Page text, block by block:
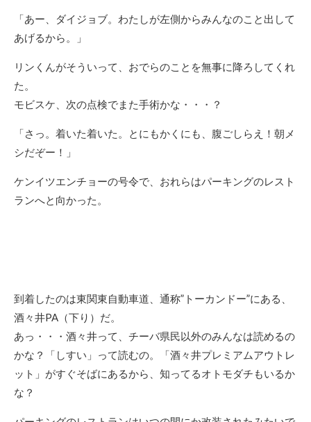
「あー、ダイジョブ。わたしが左側からみんなのこと出して
あげるから。」
リンくんがそういって、おでらのことを無事に降ろしてくれ
た。
モビスケ、次の点検でまた手術かな・・・？
「さっ。着いた着いた。とにもかくにも、腹ごしらえ！朝メ
シだぞー！」
ケンイツエンチョーの号令で、おれらはパーキングのレスト
ランへと向かった。
到着したのは東関東自動車道、通称”トーカンドー”にある、
酒々井PA（下り）だ。
あっ・・・酒々井って、チーバ県民以外のみんなは読めるの
かな？「しすい」って読むの。「酒々井プレミアムアウトレ
ット」がすぐそばにあるから、知ってるオトモダチもいるか
な？